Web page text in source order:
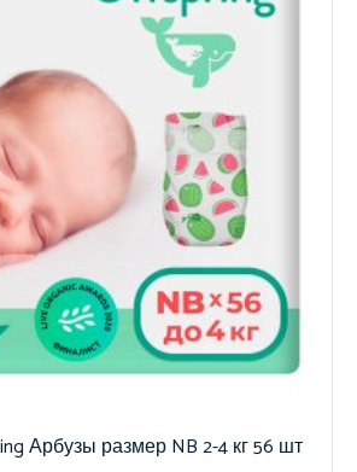
Арбузы размер NB 2-4 кг 56 шт